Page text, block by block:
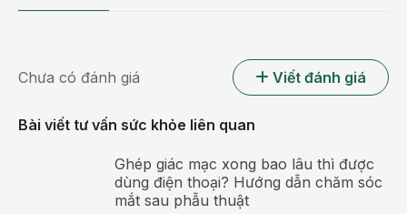
Bệnh hoang tưởng ở người già khiến bệnh nhân xa
lánh người thân
Dấu hiệu bệnh hoang tưởng ở người già
Chưa có đánh giá Viết đánh giá
Bài viết tư vấn sức khỏe liên quan
Ghép giác mạc xong bao lâu thì được
dùng điện thoại? Hướng dẫn chăm sóc
mắt sau phẫu thuật